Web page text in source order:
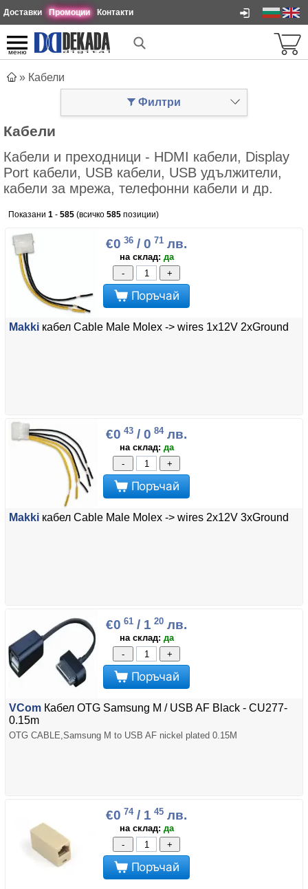
Доставки Промоции Контакти
меню
» Кабели
Кабели
Кабели и преходници - HDMI кабели, Display
Port кабели, USB кабели, USB удължители,
кабели за мрежа, телефонни кабели и др.
Показани 1 - 585 (всичко 585 позиции)
€0 36 / 0 71 лв.
на склад: да
-
+
Поръчай
Makki кабел Cable Male Molex -> wires 1x12V 2xGround
€0 43 / 0 84лв.
на склад: да
-
+
Поръчай
Makki кабел Cable Male Molex -> wires 2x12V 3xGround
€0 61 / 1 20 лв.
на склад: да
-
+
Поръчай
VCom Кабел OTG Samsung M / USB AF Black - CU277-
0.15m
OTG CABLE,Samsung M to USB AF nickel plated 0.15M
€0 74/ 1 45 лв.
на склад: да
-
+
Поръчай
Филтри